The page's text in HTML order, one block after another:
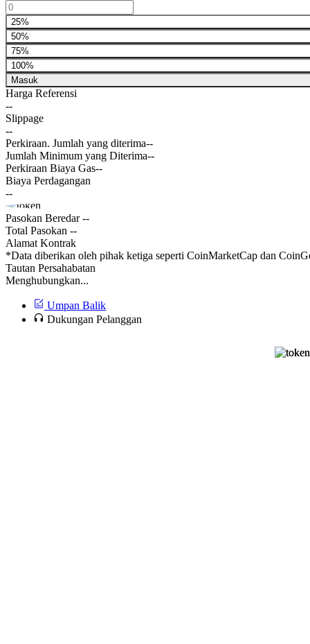
25%
50%
75%
100%
Masuk
Harga Referensi
--
Slippage
--
Perkiraan. Jumlah yang diterima--
Jumlah Minimum yang Diterima--
Perkiraan Biaya Gas--
Biaya Perdagangan
--
Pasokan Beredar--
Total Pasokan --
Alamat Kontrak
*Data diberikan oleh pihak ketiga seperti CoinMarketCap dan
Tautan Persahabatan
Menghubungkan...
Umpan Balik
Dukungan Pelanggan